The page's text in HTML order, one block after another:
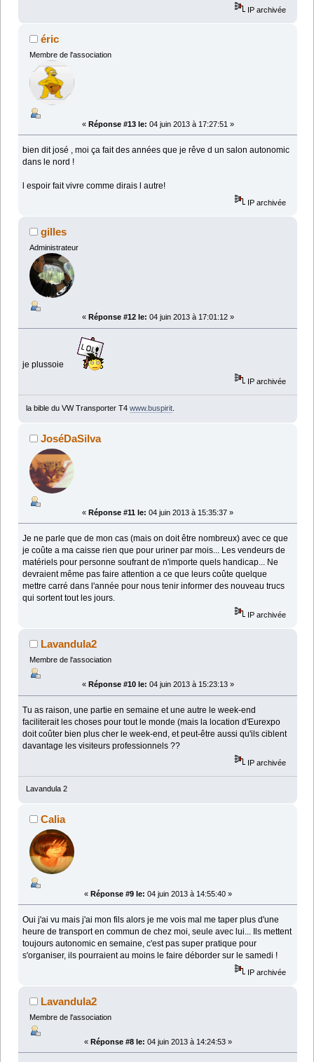
IP archivée
éric
Membre de l'association
« Réponse #13 le: 04 juin 2013 à 17:27:51 »
bien dit josé , moi ça fait des années que je rêve d un salon autonomic
dans le nord !
l espoir fait vivre comme dirais l autre!
IP archivée
gilles
Administrateur
« Réponse #12 le: 04 juin 2013 à 17:01:12 »
je plussoie
IP archivée
la bible du VW Transporter T4 www.buspirit.
JoséDaSilva
« Réponse #11 le: 04 juin 2013 à 15:35:37 »
Je ne parle que de mon cas (mais on doit être nombreux) avec ce que
je coûte a ma caisse rien que pour uriner par mois... Les vendeurs de
matériels pour personne soufrant de n'importe quels handicap... Ne
devraient même pas faire attention a ce que leurs coûte quelque
mettre carré dans l'année pour nous tenir informer des nouveau trucs
qui sortent tout les jours.
IP archivée
Lavandula2
Membre de l'association
« Réponse #10 le: 04 juin 2013 à 15:23:13 »
Tu as raison, une partie en semaine et une autre le week-end
faciliterait les choses pour tout le monde (mais la location d'Eurexpo
doit coûter bien plus cher le week-end, et peut-être aussi qu'ils ciblent
davantage les visiteurs professionnels ??
IP archivée
Lavandula 2
Calia
« Réponse #9 le: 04 juin 2013 à 14:55:40 »
Oui j'ai vu mais j'ai mon fils alors je me vois mal me taper plus d'une
heure de transport en commun de chez moi, seule avec lui... Ils mettent
toujours autonomic en semaine, c'est pas super pratique pour
s'organiser, ils pourraient au moins le faire déborder sur le samedi !
IP archivée
Lavandula2
Membre de l'association
« Réponse #8 le: 04 juin 2013 à 14:24:53 »